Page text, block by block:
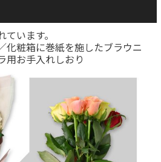
います。
化粧箱に巻紙を施したブラウニ
用お手入れしおり